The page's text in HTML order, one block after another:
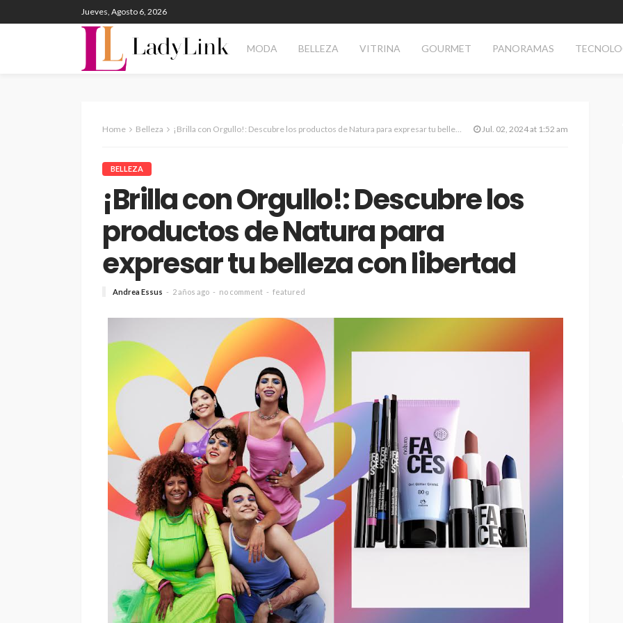
Jueves, Agosto 6, 2026
MODA BELLEZA VITRINA GOURMET PANORAMAS
Home Belleza ¡Brilla con Orgullo!: Descubre los productos de Natura para expresar tu belleza con libertad Jul. 02, 2024 at 1:52 am
BELLEZA
¡Brilla con Orgullo!: Descubre los
productos de Natura para
expresar tu belleza con libertad
Andrea Essus 2 años ago no comment featured
“Harry Potter y la piedra
filosofal” vuelve a la pantalla
grande para celebrar sus 25
años
Andrea Essus 1 día ago 54
consciente se abre paso
Andrea Essus